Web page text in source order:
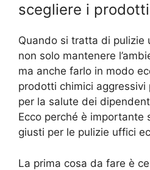
scegliere i
Quando si tratta di pulizie
non solo mantenere
ma anche farlo in modo
prodotti chimici aggressivi
per la salute dei
Ecco perché è importante
giusti per le pulizie uffici
La prima cosa da fare è